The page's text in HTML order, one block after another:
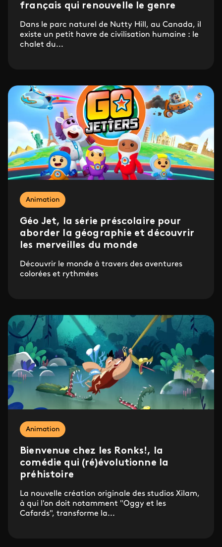
français qui renouvelle le genre
Dans le parc naturel de Nutty Hill, au Canada, il
existe un petit havre de civilisation humaine : le
chalet du...
Animation
Géo Jet, la série préscolaire pour
aborder la géographie et découvrir
les merveilles du monde
Découvrir le monde à travers des aventures
colorées et rythmées
Animation
Bienvenue chez les Ronks!, la
comédie qui (ré)évolutionne la
préhistoire
La nouvelle création originale des studios Xilam,
à qui l'on doit notamment "Oggy et les
Cafards", transforme la...